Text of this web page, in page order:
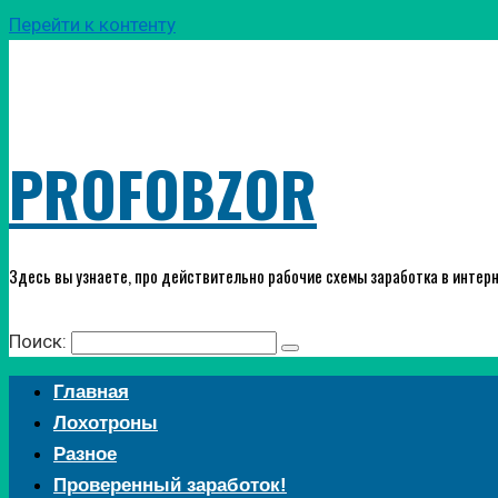
Перейти к контенту
PROFOBZOR
Здесь вы узнаете, про действительно рабочие схемы заработка в
Поиск:
Главная
Лохотроны
Разное
Проверенный заработок!